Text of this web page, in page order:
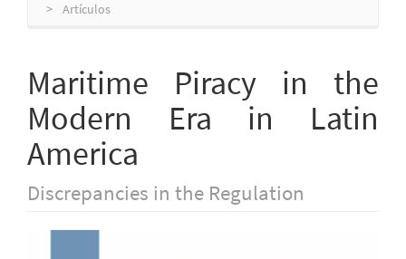
Artículos
Maritime Piracy in the
Modern Era in Latin
America
Discrepancies in the Regulation